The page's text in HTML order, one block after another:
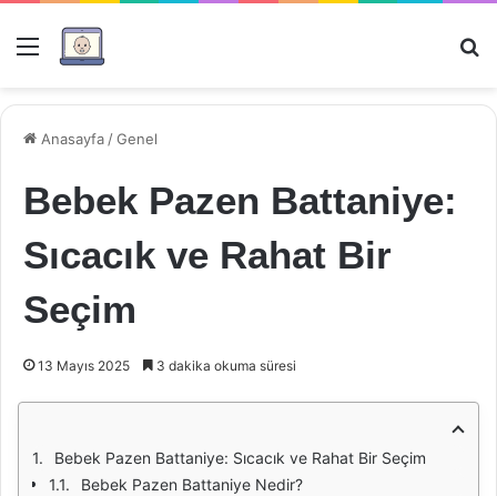
Menü
Anasayfa /Genel
Bebek Pazen Battaniye:
Sıcacık ve Rahat Bir
Seçim
13 Mayıs 2025 3 dakika okuma süresi
Bebek Pazen Battaniye: Sıcacık ve Rahat Bir Seçim
Bebek Pazen Battaniye Nedir?